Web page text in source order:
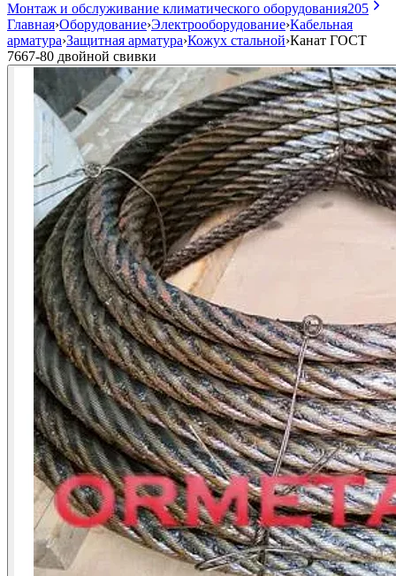
Монтаж и обслуживание климатического оборудования205
Главная›Оборудование›Электрооборудование›Кабельная
арматура›Защитная арматура›Кожух стальной›Канат ГОСТ
7667-80 двойной свивки